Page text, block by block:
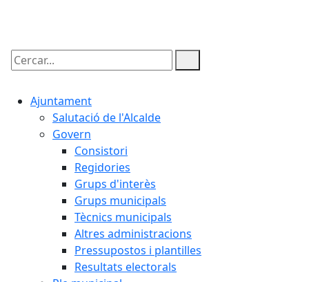
Cercar:
Ajuntament
Salutació de l'Alcalde
Govern
Consistori
Regidories
Grups d'interès
Grups municipals
Tècnics municipals
Altres administracions
Pressupostos i plantilles
Resultats electorals